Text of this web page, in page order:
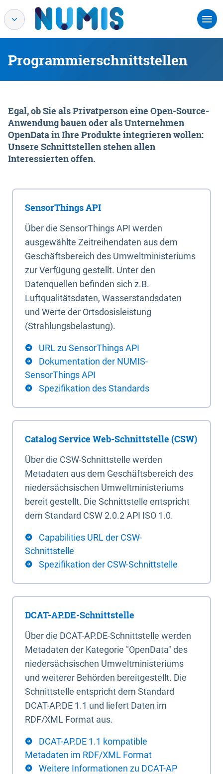
Programmierschnittstellen
Egal, ob Sie als Privatperson eine Open-Source-
Anwendung bauen oder als Unternehmen
OpenData in Ihre Produkte integrieren wollen:
Unsere Schnittstellen stehen allen
Interessierten offen.
SensorThings API
Über die SensorThings API werden
ausgewählte Zeitreihendaten aus dem
Geschäftsbereich des Umweltministeriums
zur Verfügung gestellt. Unter den
Datenquellen befinden sich z.B.
Luftqualitätsdaten, Wasserstandsdaten
und Werte der Ortsdosisleistung
(Strahlungsbelastung).
URL zu SensorThings API
Dokumentation der NUMIS-
SensorThings API
Spezifikation des Standards
Catalog Service Web-Schnittstelle (CSW)
Über die CSW-Schnittstelle werden
Metadaten aus dem Geschäftsbereich des
niedersächsischen Umweltministeriums
bereit gestellt. Die Schnittstelle entspricht
dem Standard CSW 2.0.2 API ISO 1.0.
Capabilities URL der CSW-
Schnittstelle
Spezifikation der CSW-Schnittstelle
DCAT-AP.DE-Schnittstelle
Über die DCAT-AP.DE-Schnittstelle werden
Metadaten der Kategorie "OpenData" des
niedersächsischen Umweltministeriums
und weiterer Behörden bereitgestellt. Die
Schnittstelle entspricht dem Standard
DCAT-AP.DE 1.1 und liefert Daten im
RDF/XML Format aus.
DCAT-AP.DE 1.1 kompatible
Metadaten im RDF/XML Format
Weitere Informationen zu DCAT-AP